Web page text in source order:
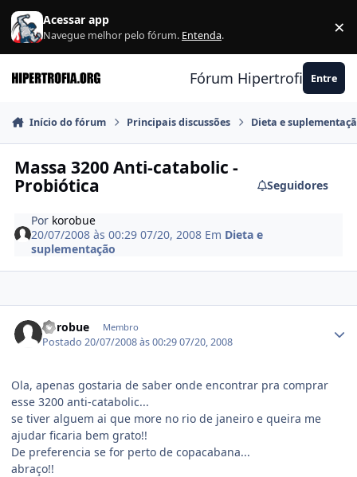
Ir para conteúdo
Acessar app
Navegue melhor pelo fórum. Entenda. ×
Fórum Hipertrofia.org
Entre
Início do fórum Principais discussões Dieta e
Massa 3200 Anti-catabolic -
Probiótica
Seguidores
Por korobue
20/07/2008 às 00:2907/20, 2008 Em Dieta e
suplementação
korobue Membro
Postado20/07/2008 às 00:2907/20, 2008
Ola, apenas gostaria de saber onde encontrar pra comprar
esse 3200 anti-catabolic...
se tiver alguem ai que more no rio de janeiro e queira me
ajudar ficaria bem grato!!
De preferencia se for perto de copacabana...
abraço!!